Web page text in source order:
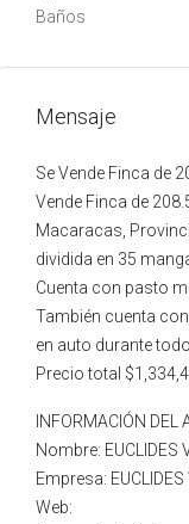
Baños
Mensaje
Se Vende Finca de
Vende Finca de
Macaracas,
dividida en 35
Cuenta con pasto
También cuenta
en auto durante
Precio total
INFORMACIÓN DEL
Nombre: EUCLIDES
Empresa: EUCLIDES
Web: